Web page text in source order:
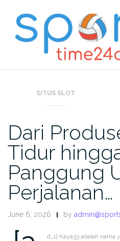
content
SITUS SLOT
Dari
Tidur
Panggung
Perjalanan…
June 6, 2026 by
d_1] Kaya33 adalah